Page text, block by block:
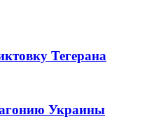
Тегерана
агонию Украины